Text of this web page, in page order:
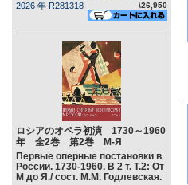
2026 年 R281318
\26,950
ロシアのオペラ初演 1730～1960
年 全2巻 第2巻 М-Я
Первые оперные постановки в
России. 1730-1960. В 2 т. Т.2: От
М до Я./ сост. М.М. Годлевская.